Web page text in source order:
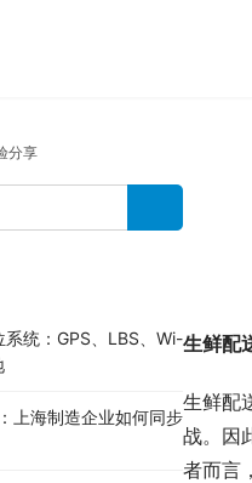
分享
生鲜配
生鲜配
战。因
者而言
统：GPS、LBS、Wi-
上海制造企业如何同步